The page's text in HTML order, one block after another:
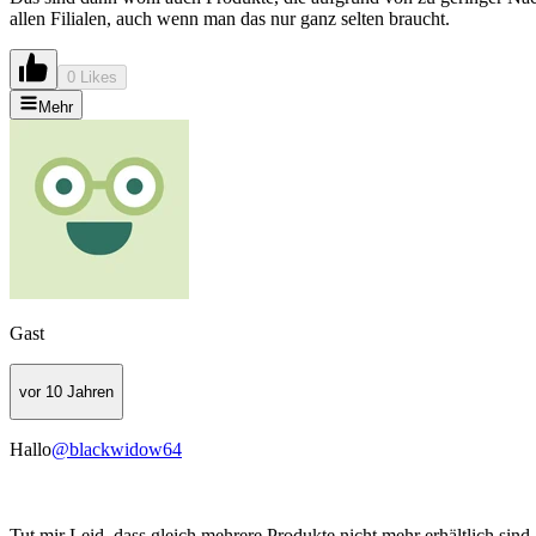
allen Filialen, auch wenn man das nur ganz selten braucht.
0 Likes
Mehr
Gast
vor 10 Jahren
Hallo@blackwidow64